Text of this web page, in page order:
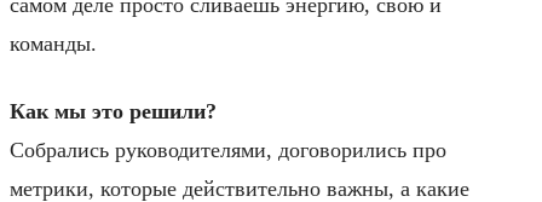
команды.
Как мы это решили?
Собрались руководителями, договорились про
метрики, которые действительно важны, а какие